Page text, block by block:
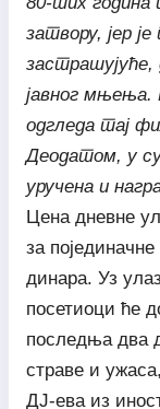
затвору, јер
застрашујуће,
јавног мњења.
одгледа тај
Деодатом, у
уручена и
Цена дневне
за појединачне
динара. Уз
посетиоци ће
последња два
страве и
ДЈ-ева из